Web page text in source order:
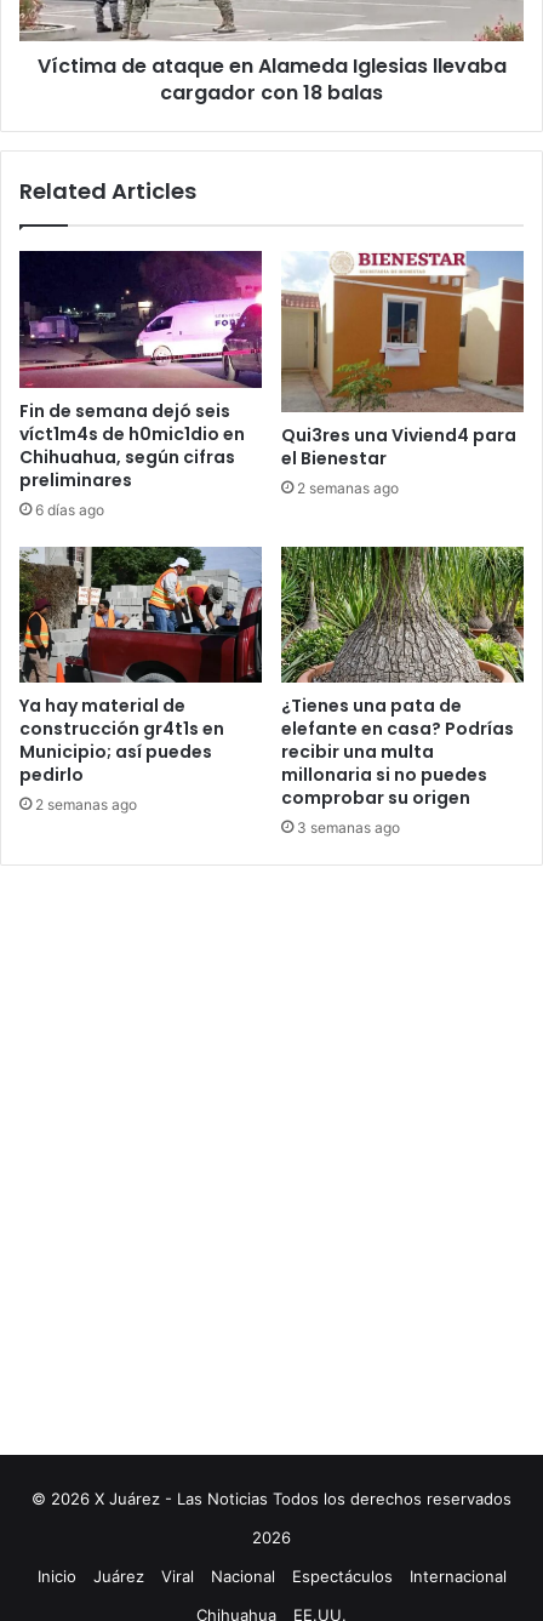
cargador
con
Víctima de ataque en Alameda Iglesias llevaba
cargador con 18 balas
Related Articles
Fin de semana dejó seis
víct1m4s de h0mic1dio en
Chihuahua, según cifras
preliminares
6 días ago
Qui3res una Viviend4 para
el Bienestar
2 semanas ago
Ya hay material de
construcción gr4t1s en
Municipio; así puedes
pedirlo
2 semanas ago
¿Tienes una pata de
elefante en casa? Podrías
recibir una multa
millonaria si no puedes
comprobar su origen
3 semanas ago
© 2026 X Juárez - Las Noticias Todos los derechos reservados
2026
Inicio
Juárez Viral Nacional Espectáculos
Internacional
Chihuahua
EE.UU.